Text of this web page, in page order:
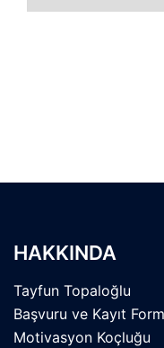
HAKKINDA
Tayfun Topaloğlu
Başvuru ve Kayıt
Motivasyon Koçluğu